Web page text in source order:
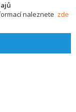
naleznete zde